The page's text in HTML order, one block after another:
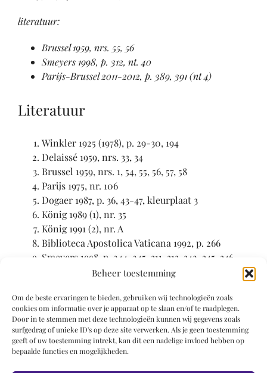
Beheer toestemming
Om de beste ervaringen te bieden, gebruiken wij technologieën zoals
cookies om informatie over je apparaat op te slaan en/of te raadplegen.
Door in te stemmen met deze technologieën kunnen wij gegevens zoals
surfgedrag of unieke ID's op deze site verwerken. Als je geen toestemming
geeft of uw toestemming intrekt, kan dit een nadelige invloed hebben op
bepaalde functies en mogelijkheden.
literatuur:
Brussel 1959, nrs. 55, 56
Smeyers 1998, p. 312, nt. 40
Parijs-Brussel 2011-2012, p. 389, 391 (nt 4)
Literatuur
Winkler 1925 (1978), p. 29-30, 194
Delaissé 1959, nrs. 33, 34
Brussel 1959, nrs. 1, 54, 55, 56, 57, 58
Parijs 1975, nr. 106
Dogaer 1987, p. 36, 43-47, kleurplaat 3
König 1989 (1), nr. 35
König 1991 (2), nr. A
Biblioteca Apostolica Vaticana 1992, p. 266
Smeyers 1998, p. 244-245, 311-313, 342, 345, 346
Nash 1999, p. 238-241
Sotheby’s 10 juni 2001 (Ritman, 2), lot 28
Walther 2001, p. 328-9
Leuven 2002, nr. 74
Parijs-Brussel 2011-2012, p. 389-390, nrs. 109-
110